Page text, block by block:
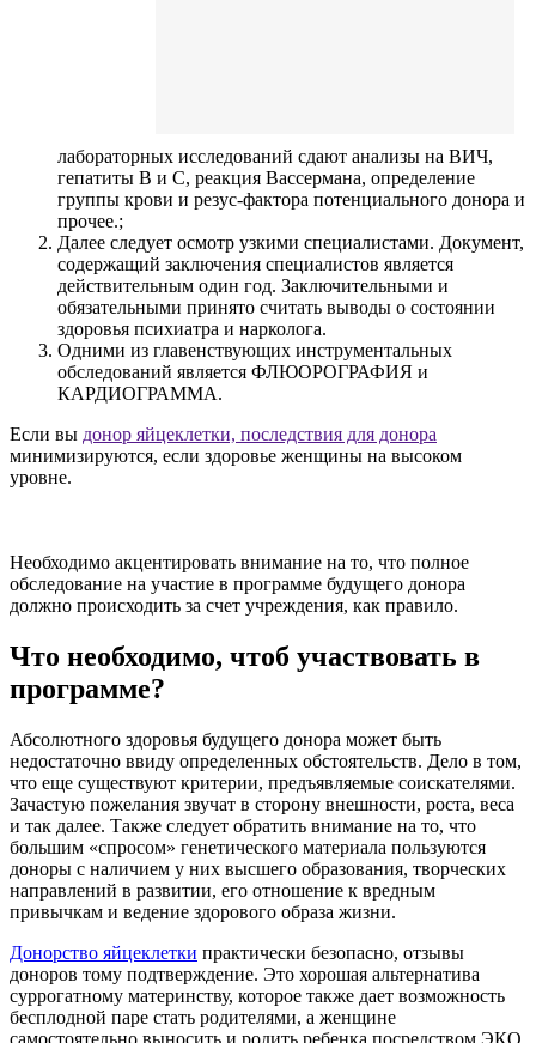
лабораторных исследований сдают анализы на ВИЧ,
гепатиты В и С, реакция Вассермана, определение
группы крови и резус-фактора потенциального донора и
прочее.;
Далее следует осмотр узкими специалистами. Документ,
содержащий заключения специалистов является
действительным один год. Заключительными и
обязательными принято считать выводы о состоянии
здоровья психиатра и нарколога.
Одними из главенствующих инструментальных
обследований является ФЛЮОРОГРАФИЯ и
КАРДИОГРАММА.
Если вы донор яйцеклетки, последствия для донора
минимизируются, если здоровье женщины на высоком
уровне.
Необходимо акцентировать внимание на то, что полное
обследование на участие в программе будущего донора
должно происходить за счет учреждения, как правило.
Что необходимо, чтоб участвовать в
программе?
Абсолютного здоровья будущего донора может быть
недостаточно ввиду определенных обстоятельств. Дело в том,
что еще существуют критерии, предъявляемые соискателями.
Зачастую пожелания звучат в сторону внешности, роста, веса
и так далее. Также следует обратить внимание на то, что
большим «спросом» генетического материала пользуются
доноры с наличием у них высшего образования, творческих
направлений в развитии, его отношение к вредным
привычкам и ведение здорового образа жизни.
Донорство яйцеклетки практически безопасно, отзывы
доноров тому подтверждение. Это хорошая альтернатива
суррогатному материнству, которое также дает возможность
бесплодной паре стать родителями, а женщине